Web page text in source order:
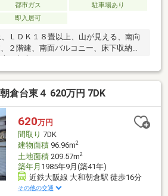
都市ガス
駐車場あり
即入居可
ＬＤＫ１８畳以上、山が見える、南向
２階建、南面バルコニー、床下収納、
倉台東４ 620万円 7DK
620万円
間取り 7DK
建物面積96.96m2
土地面積209.57m2
築年月 1985年9月(築41年)
近鉄大阪線 大和朝倉駅 徒歩16分
その他の交通